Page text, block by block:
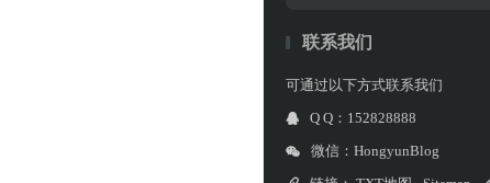
联系我们
可通过以下方式联系我们
Q Q：152828888
微信：HongyunBlog